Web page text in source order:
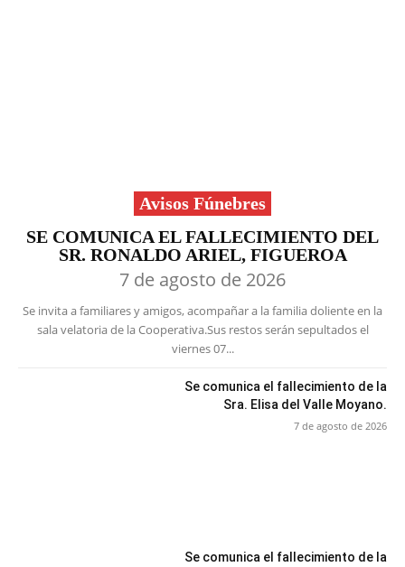
Avisos Fúnebres
SE COMUNICA EL FALLECIMIENTO DEL
SR. RONALDO ARIEL, FIGUEROA
7 de agosto de 2026
Se invita a familiares y amigos, acompañar a la familia doliente en la
sala velatoria de la Cooperativa.Sus restos serán sepultados el
viernes 07...
Se comunica el fallecimiento de la
Sra. Elisa del Valle Moyano.
7 de agosto de 2026
Se comunica el fallecimiento de la